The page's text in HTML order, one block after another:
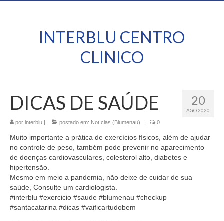
INTERBLU CENTRO
CLINICO
20
AGO 2020
DICAS DE SAÚDE
por interblu | postado em: Notícias (Blumenau) | 0
Muito importante a prática de exercícios físicos, além de ajudar
no controle de peso, também pode prevenir no aparecimento
de doenças cardiovasculares, colesterol alto, diabetes e
hipertensão.
Mesmo em meio a pandemia, não deixe de cuidar de sua
saúde, Consulte um cardiologista.
#interblu #exercicio #saude #blumenau #checkup
#santacatarina #dicas #vaificartudobem